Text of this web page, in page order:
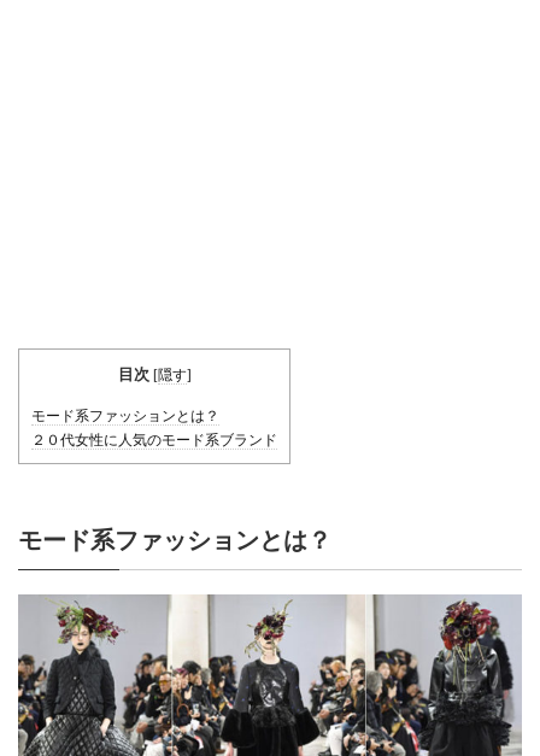
目次 [隠す]
モード系ファッションとは？
２０代女性に人気のモード系ブランド
モード系ファッションとは？